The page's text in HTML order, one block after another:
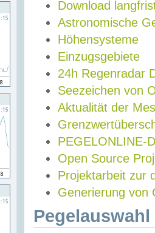
Download
Astronomische
Höhensysteme
Einzugsgebiete
24h Regenradar
Seezeichen von
Aktualität der
PEGELONLINE-
Open Source
Projektarbeit zur
Generierung von